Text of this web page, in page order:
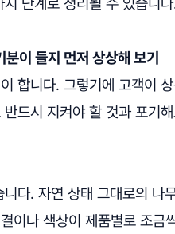
이 들지 먼저 상상해 보기
합니다. 그렇기에 고객이
드시 지켜야 할 것과 포기
다. 자연 상태 그대로의 나
이나 색상이 제품별로 조금